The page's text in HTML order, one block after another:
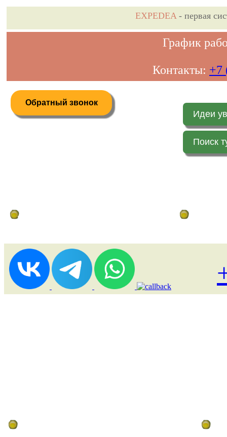
EXPEDEA- первая
График
Контакты: +7
Обратный звонок
Идеи
Поиск
Дистанционное бронирование туров